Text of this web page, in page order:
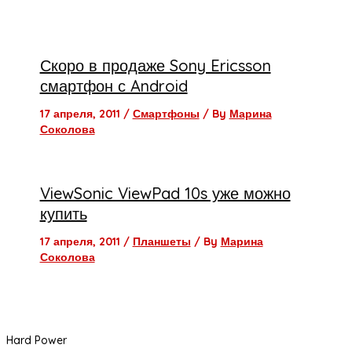
Скоро в продаже Sony Ericsson
смартфон с Android
17 апреля, 2011 / Смартфоны / By Марина
Соколова
ViewSonic ViewPad 10s уже можно
купить
17 апреля, 2011 / Планшеты / By Марина
Соколова
Hard Power